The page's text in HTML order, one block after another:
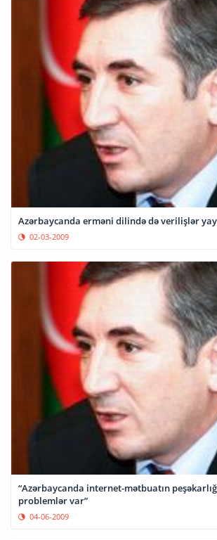
Azərbaycanda erməni dilində də verilişlər
02-03-2009
“Azərbaycanda internet-mətbuatın
problemlər var”
04-06-2009